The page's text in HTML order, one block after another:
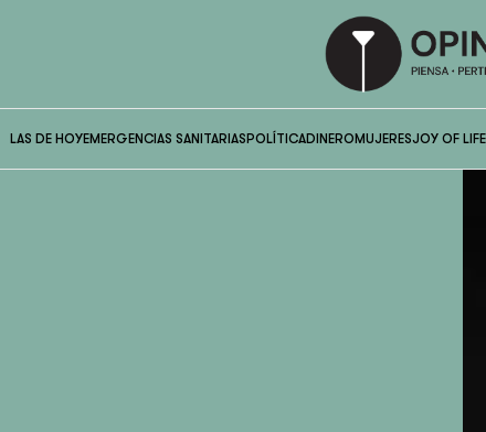
LAS DE HOYEMERGENCIAS SANITARIASPOLÍTICADINEROMUJERESJOY OF LIFE